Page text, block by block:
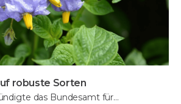
robuste Sorten
das Bundesamt für…